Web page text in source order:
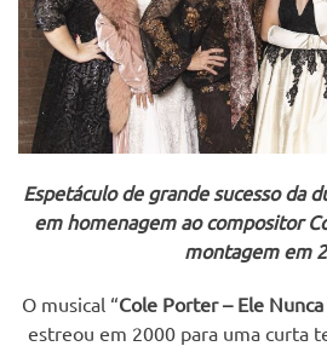
Espetáculo de grande sucesso da
em homenagem ao compositor
montagem em
O musical “Cole Porter – Ele
estreou em 2000 para uma curta